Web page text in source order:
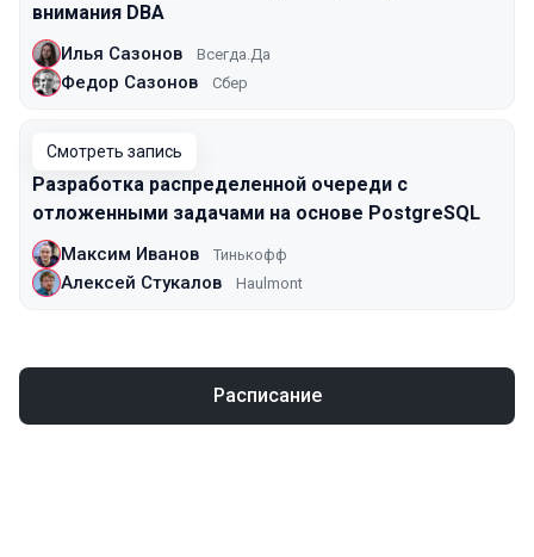
внимания DBA
Илья Сазонов Всегда.Да
Федор Сазонов Сбер
Смотреть запись
Разработка распределенной очереди с
отложенными задачами на основе PostgreSQL
Максим Иванов Тинькофф
Алексей Стукалов Haulmont
Расписание